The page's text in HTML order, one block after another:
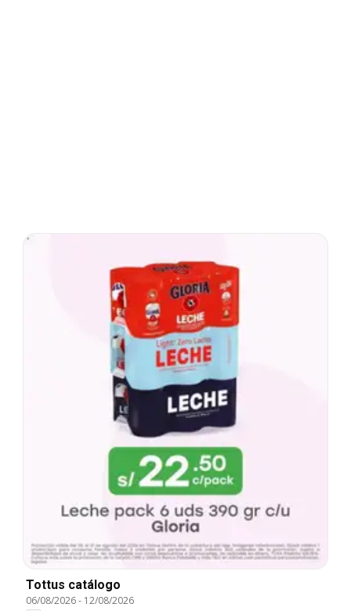
Tottus catálogo
06/08/2026- 12/08/2026